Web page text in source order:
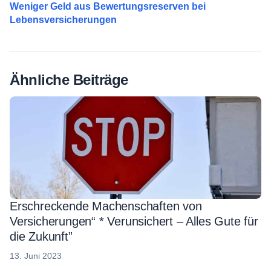
Weniger Geld aus Bewertungsreserven bei
Lebensversicherungen
Ähnliche Beiträge
Erschreckende Machenschaften von
Versicherungen“ * Verunsichert – Alles Gute für
die Zukunft”
13. Juni 2023